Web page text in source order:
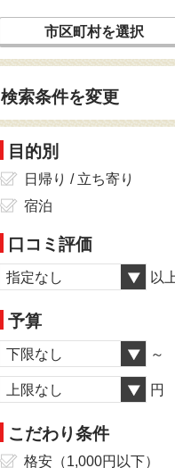
市区町村を選択
検索条件を変更
目的別
日帰り / 立ち寄り
宿泊
口コミ評価
指定なし 以
予算
下限なし ～
上限なし 円
こだわり条件
格安（1,000円以下）